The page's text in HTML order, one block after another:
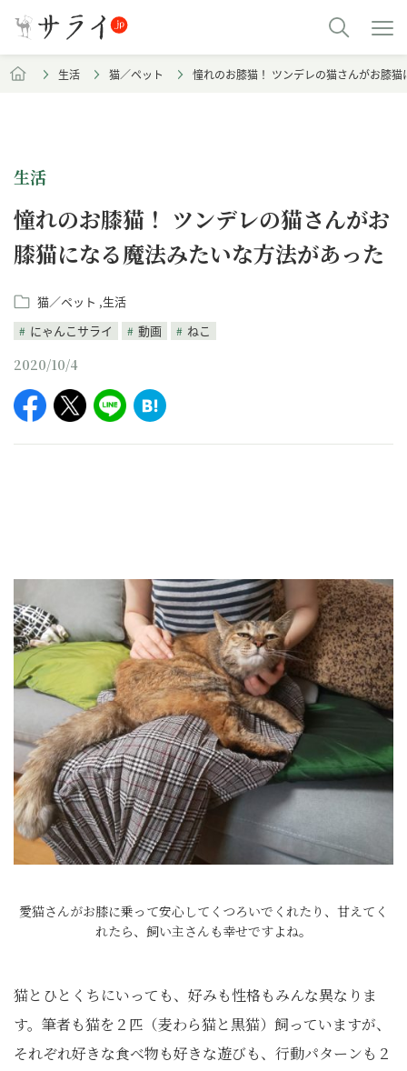
生活 猫／ペット 憧れのお膝猫！ ツンデレの猫さんがお膝
生活
憧れのお膝猫！ ツンデレの猫さんがお
膝猫になる魔法みたいな方法があった
猫／ペット 生活
にゃんこサライ
動画 ねこ
2020/10/4
愛猫さんがお膝に乗って安心してくつろいでくれたり、甘えてく
れたら、飼い主さんも幸せですよね。
猫とひとくちにいっても、好みも性格もみんな異なりま
す。筆者も猫を２匹（麦わら猫と黒猫）飼っていますが、
それぞれ好きな食べ物も好きな遊びも、行動パターンも２